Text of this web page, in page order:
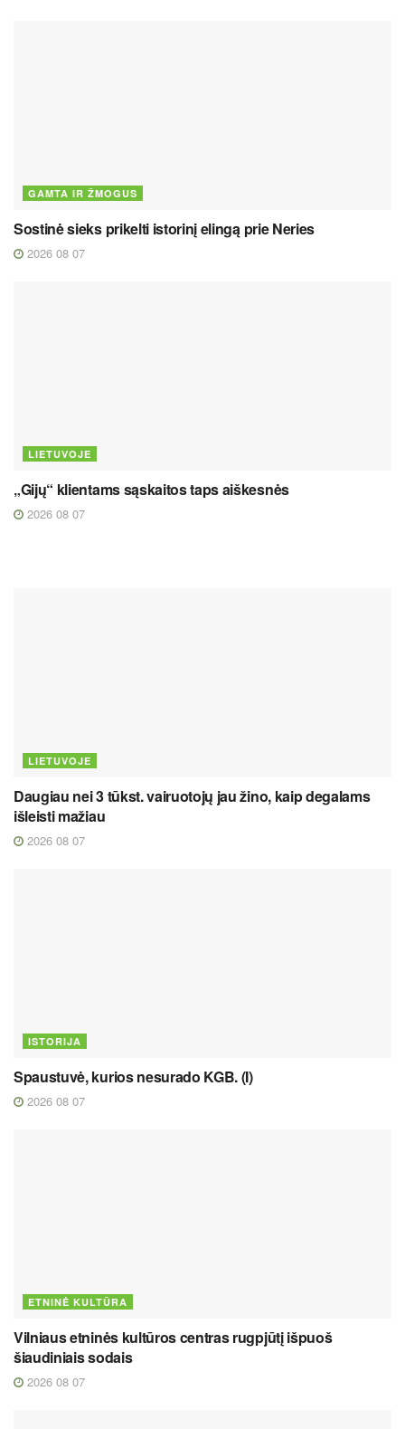
GAMTA IR ŽMOGUS
Sostinė sieks prikelti istorinį elingą prie Neries
2026 08 07
LIETUVOJE
„Gijų“ klientams sąskaitos taps aiškesnės
2026 08 07
LIETUVOJE
Daugiau nei 3 tūkst. vairuotojų jau žino, kaip degalams
išleisti mažiau
2026 08 07
ISTORIJA
Spaustuvė, kurios nesurado KGB. (I)
2026 08 07
ETNINĖ KULTŪRA
Vilniaus etninės kultūros centras rugpjūtį išpuoš
šiaudiniais sodais
2026 08 07